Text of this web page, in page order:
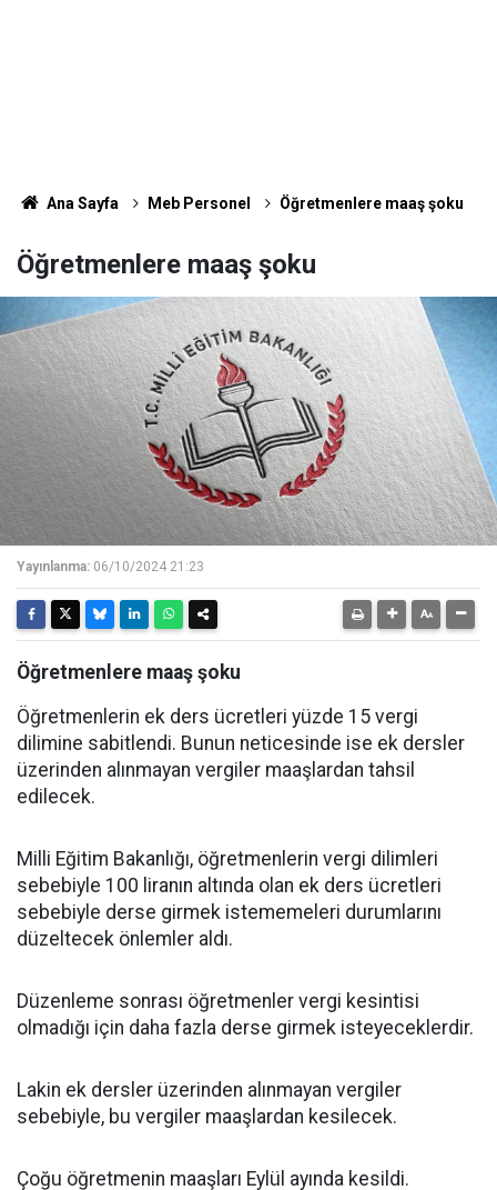
Ana Sayfa Meb Personel Öğretmenlere maaş şoku
Öğretmenlere maaş şoku
Yayınlanma: 06/10/2024 21:23
Öğretmenlere maaş şoku
Öğretmenlerin ek ders ücretleri yüzde 15 vergi
dilimine sabitlendi. Bunun neticesinde ise ek dersler
üzerinden alınmayan vergiler maaşlardan tahsil
edilecek.
Milli Eğitim Bakanlığı, öğretmenlerin vergi dilimleri
sebebiyle 100 liranın altında olan ek ders ücretleri
sebebiyle derse girmek istememeleri durumlarını
düzeltecek önlemler aldı.
Düzenleme sonrası öğretmenler vergi kesintisi
olmadığı için daha fazla derse girmek isteyeceklerdir.
Lakin ek dersler üzerinden alınmayan vergiler
sebebiyle, bu vergiler maaşlardan kesilecek.
Çoğu öğretmenin maaşları Eylül ayında kesildi.